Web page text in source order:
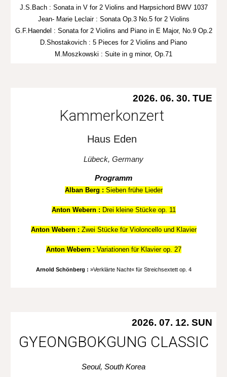
J.S.Bach : Sonata in V for 2 Violins and Harpsichord BWV 1037
Jean- Marie Leclair : Sonata Op.3 No.5 for 2 Violins
G.F.Haendel : Sonata for 2 Violins and Piano in E Major, No.9 Op.2
D.Shostakovich : 5 Pieces for 2 Violins and Piano
M.Moszkowski : Suite in g minor, Op.71
2026. 06. 30. TUE
Kammerkonzert
Haus Eden
Lübeck, Germany
Programm
Alban Berg : Sieben frühe Lieder
Anton Webern : Drei kleine Stücke op. 11
Anton Webern : Zwei Stücke für Violoncello und Klavier
Anton Webern : Variationen für Klavier op. 27
Arnold Schönberg : »Verklärte Nacht« für Streichsextett op. 4
2026. 07. 12. SUN
GYEONGBOKGUNG CLASSIC
Seoul, South Korea